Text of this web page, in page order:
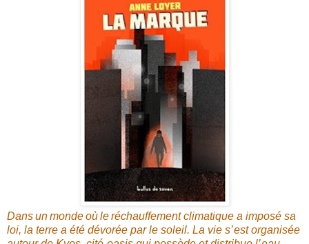
Dans un monde où le réchauffement climatique a imposé sa
loi, la terre a été dévorée par le soleil. La vie s’ est organisée